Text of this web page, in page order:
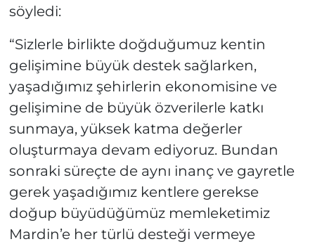
söyledi:
“Sizlerle birlikte doğduğumuz kentin
gelişimine büyük destek sağlarken,
yaşadığımız şehirlerin ekonomisine ve
gelişimine de büyük özverilerle katkı
sunmaya, yüksek katma değerler
oluşturmaya devam ediyoruz. Bundan
sonraki süreçte de aynı inanç ve gayretle
gerek yaşadığımız kentlere gerekse
doğup büyüdüğümüz memleketimiz
Mardin’e her türlü desteği vermeye